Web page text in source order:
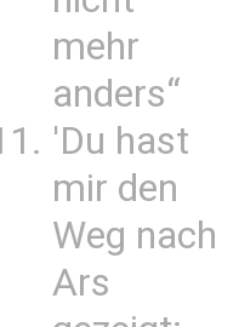
mehr
anders“
'Du hast
mir den
Weg nach
Ars